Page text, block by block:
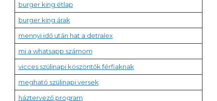
burger king étlap
burger king árak
mennyi idő után hat a detralex
mi a whatsapp számom
vicces szülinapi köszöntők férfiaknak
megható szülinapi versek
háztervező program